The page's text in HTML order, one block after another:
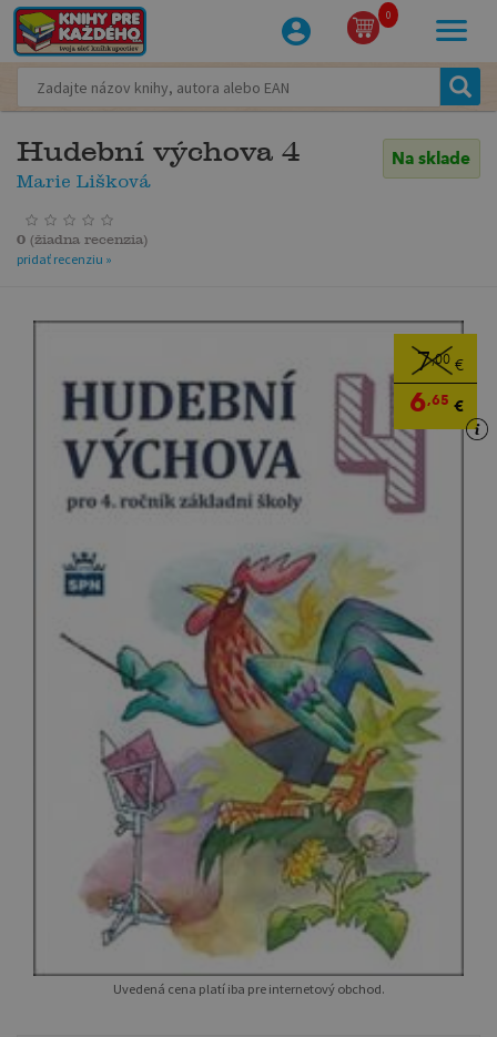
0
Hudební výchova 4
Marie Lišková
Na sklade
0 (žiadna recenzia)
pridať recenziu »
7,00 €
6,65 €
Uvedená cena platí iba pre internetový obchod.